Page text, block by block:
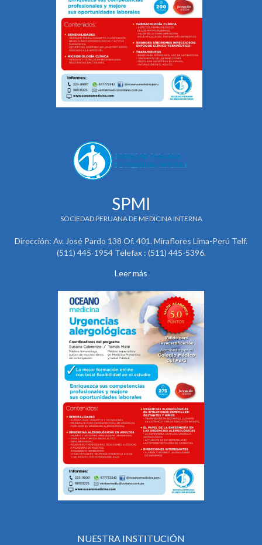
SPMI
SOCIEDAD PERUANA DE MEDICINA INTERNA
Dirección: Av. José Pardo 138 Of. 401. Miraflores Lima-Perú Telf.
(511) 445-1954 Telefax : (511) 445-5396.
Leer más
NUESTRA INSTITUCIÓN